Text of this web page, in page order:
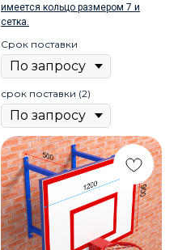
имеется кольцо размером 7 и
сетка.
Срок поставки
срок поставки (2)